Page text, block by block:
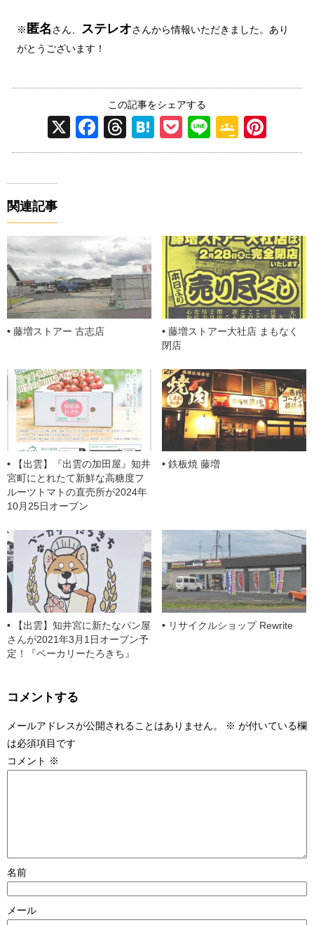
※ 匿名さん、 ステレオさんから情報いただきました。あり
がとうございます！
この記事をシェアする
X
F
a
o
o
k
T
hr
s
H
at
P
o
Li
n
G
o
Cl
a
ss
ro
o
nt
関連記事
藤増ストアー 古志店
藤増ストアー大社店 まもなく
閉店
【出雲】『出雲の加田屋』知井
宮町にとれたて新鮮な高糖度フ
ルーツトマトの直売所が2024年
10月25日オープン
鉄板焼 藤増
【出雲】知井宮に新たなパン屋
さんが2021年3月1日オープン予
定！『ベーカリーたろきち』
リサイクルショップ Rewrite
コメントする
メールアドレスが公開されることはありません。 ※ が付いている欄
は必須項目です
コメント ※
名前
メール